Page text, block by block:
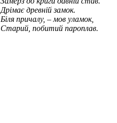
Дрімає древній замок.
Біля причалу, – мов уламок,
Старий, побитий пароплав.